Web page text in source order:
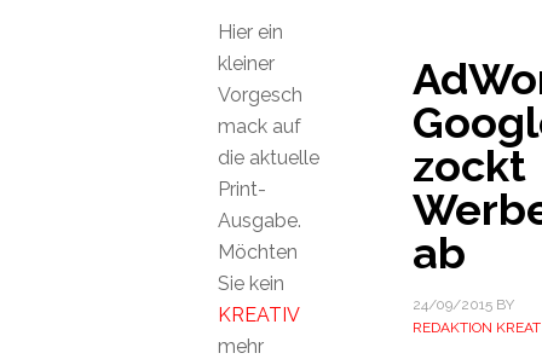
zockt
ab
24/09/2015BY
REDAKTION
Hier ein
kleiner
Vorgesch
mack auf
die aktuelle
Print-
Ausgabe.
Möchten
Sie kein
KREATIV
mehr